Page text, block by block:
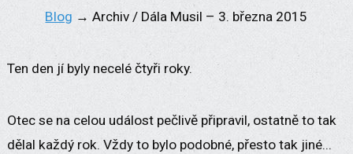
KontaktBlog → Archiv / Dála Musil – 3. března 2015
Ten den jí byly necelé čtyři roky.
Otec se na celou událost pečlivě připravil, ostatně to tak
dělal každý rok. Vždy to bylo podobné, přesto tak jiné...